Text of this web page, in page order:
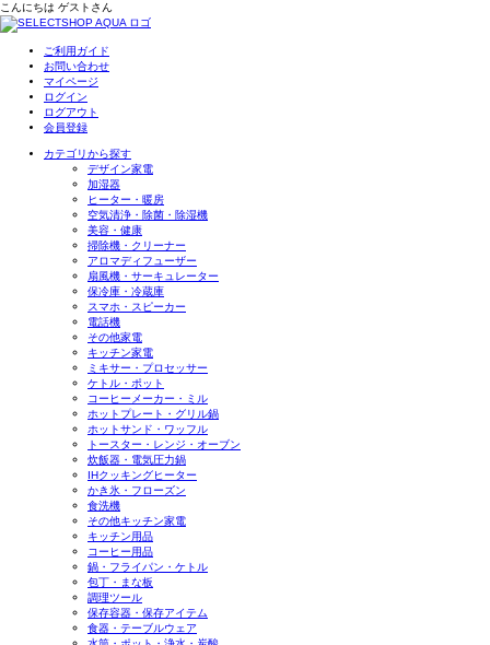
こんにちは ゲスト さん
ご利用ガイド
お問い合わせ
マイページ
ログイン
ログアウト
会員登録
カテゴリから探す
デザイン家電
加湿器
ヒーター・暖房
空気清浄・除菌・除湿機
美容・健康
掃除機・クリーナー
アロマディフューザー
扇風機・サーキュレーター
保冷庫・冷蔵庫
スマホ・スピーカー
電話機
その他家電
キッチン家電
ミキサー・プロセッサー
ケトル・ポット
コーヒーメーカー・ミル
ホットプレート・グリル鍋
ホットサンド・ワッフル
トースター・レンジ・オーブン
炊飯器・電気圧力鍋
IHクッキングヒーター
かき氷・フローズン
食洗機
その他キッチン家電
キッチン用品
コーヒー用品
鍋・フライパン・ケトル
包丁・まな板
調理ツール
保存容器・保存アイテム
食器・テーブルウェア